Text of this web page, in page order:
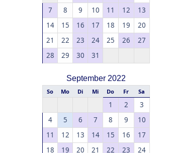
7
8 9 10 11 12
13
14
15 16 17 18 19
20
21
22 23 24 25 26
27
28
29 30 31
September 2022
So Mo Di Mi Do Fr Sa
1 2
3
4
5 6 7 8 9
10
11
12 13 14 15 16
17
18
19 20 21 22 23 24